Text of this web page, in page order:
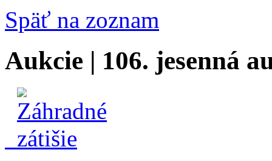
Späť na zoznam
Aukcie | 106. jesenná